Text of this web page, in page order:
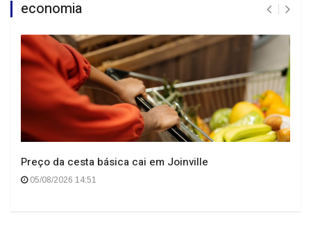
economia
Preço da cesta básica cai em Joinville
05/08/2026 14:51